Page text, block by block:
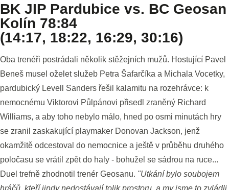
BK JIP Pardubice vs. BC Geosan
Kolín 78:84
(14:17, 18:22, 16:29, 30:16)
Oba trenéři postrádali několik stěžejních mužů. Hostující Pavel
Beneš musel oželet služeb Petra Šafarčíka a Michala Vocetky,
pardubický Levell Sanders řešil kalamitu na rozehrávce: k
nemocnému Viktorovi Půlpánovi přisedl zraněný Richard
Williams, a aby toho nebylo málo, hned po osmi minutách hry
se zranil zaskakující playmaker Donovan Jackson, jenž
okamžitě odcestoval do nemocnice a ještě v průběhu druhého
poločasu se vrátil zpět do haly - bohužel se sádrou na ruce...
Duel trefně zhodnotil trenér Geosanu. "Utkání bylo soubojem
hráčů, kteří jindy nedostávají tolik prostoru, a my jsme to zvládli